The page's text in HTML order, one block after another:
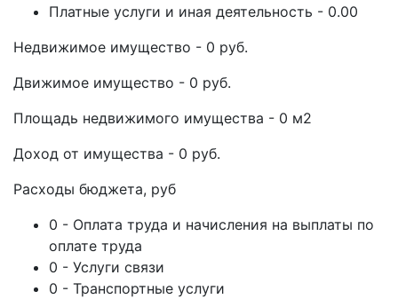
Платные услуги и иная деятельность - 0.00
Недвижимое имущество - 0 руб.
Движимое имущество - 0 руб.
Площадь недвижимого имущества - 0 м2
Доход от имущества - 0 руб.
Расходы бюджета, руб
0 - Оплата труда и начисления на выплаты по
оплате труда
0 - Услуги связи
0 - Транспортные услуги